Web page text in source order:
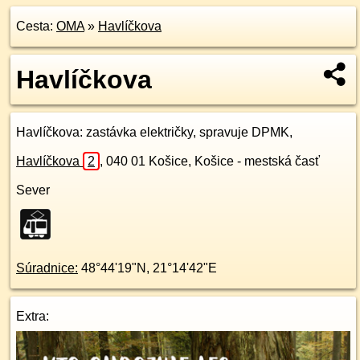
Cesta: OMA» Havlíčkova
Havlíčkova
Havlíčkova: zastávka električky, spravuje DPMK,
Havlíčkova 2 , 040 01 Košice, Košice - mestská časť
Sever
Súradnice: 48°44'19"N , 21°14'42"E
Extra: